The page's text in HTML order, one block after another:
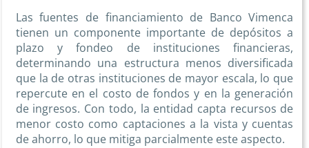
Las fuentes de financiamiento de Banco Vimenca
tienen un componente importante de depósitos a
plazo y fondeo de instituciones financieras,
determinando una estructura menos diversificada
que la de otras instituciones de mayor escala, lo que
repercute en el costo de fondos y en la generación
de ingresos. Con todo, la entidad capta recursos de
menor costo como captaciones a la vista y cuentas
de ahorro, lo que mitiga parcialmente este aspecto.